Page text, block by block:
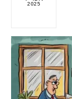
2025